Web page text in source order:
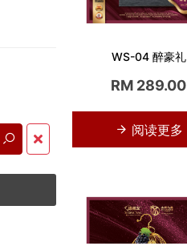
WS-04 醉豪礼
RM 289.00
阅读更多